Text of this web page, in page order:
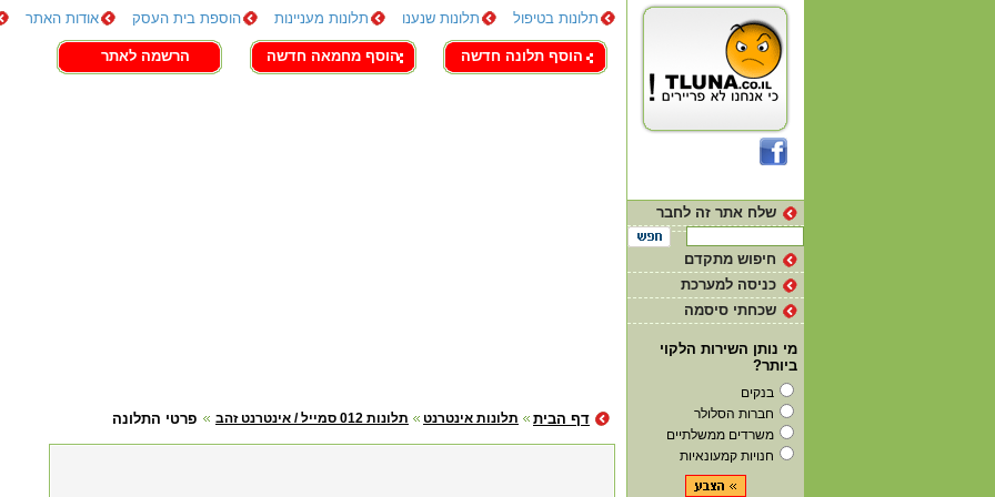
תלונות בטיפול תלונות שנענו תלונות מעניינות הוספת בית העסק אודות האתר
צור קשר
הוסף תלונה חדשה הוסף מחמאה חדשה הרשמה לאתר
פרטי התלונה תלונות 012 סמייל / אינטרנט זהב תלונות אינטרנט דף הבית
שלח אתר זה לחבר
חיפוש מתקדם
כניסה למערכת
שכחתי סיסמה
מי נותן השירות הלקוי
ביותר?
בנקים
חברות הסלולר
משרדים ממשלתיים
חנויות קמעונאיות